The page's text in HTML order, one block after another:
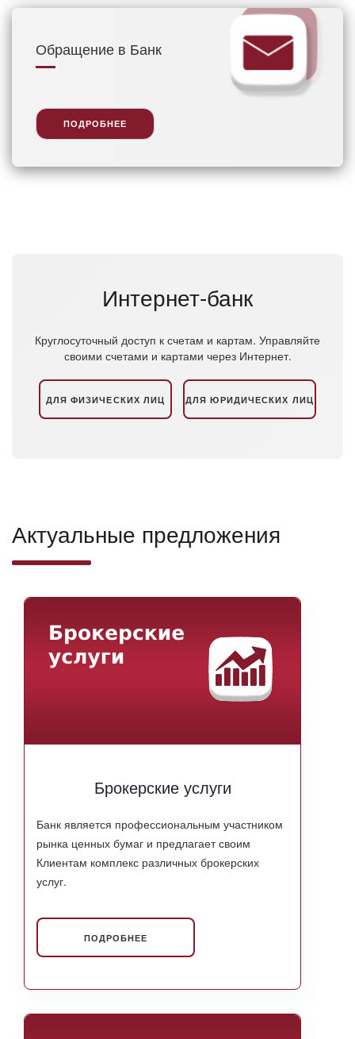
Обращение в Банк
ПОДРОБНЕЕ
Интернет-банк
Круглосуточный доступ к счетам и картам. Управляйте
своими счетами и картами через Интернет.
ДЛЯ ФИЗИЧЕСКИХ ЛИЦ ДЛЯ ЮРИДИЧЕСКИХ ЛИЦ
Актуальные предложения
Брокерские услуги
Банк является профессиональным участником
рынка ценных бумаг и предлагает своим
Клиентам комплекс различных брокерских
услуг.
ПОДРОБНЕЕ